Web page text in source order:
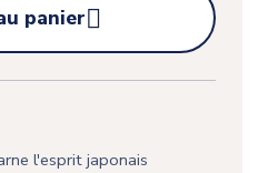

panier
l'esprit japonais